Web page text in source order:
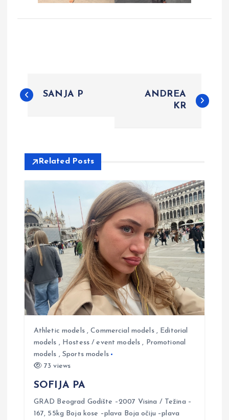
P
n
a
v
g
a
SANJA P
ANDREA
KR
Related Posts
Athletic models,Commercial models, Editorial
models , Hostess / event models , Promotional
models ,Sports models
73 views
SOFIJA PA
GRAD Beograd Godište –2007 Visina / Težina –
167, 55kg Boja kose –plava Boja očiju –plava